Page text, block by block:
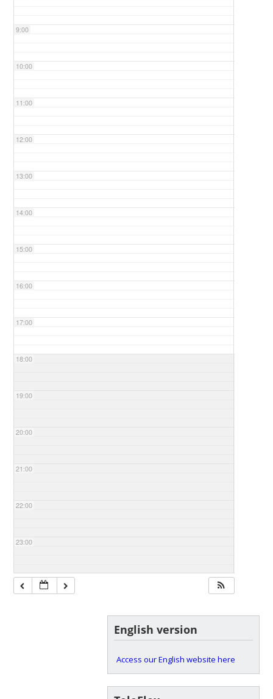
9:00
10:00
11:00
12:00
13:00
14:00
15:00
16:00
17:00
18:00
19:00
20:00
21:00
22:00
23:00
English version
Access our English website here